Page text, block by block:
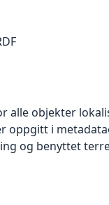
objekter
i
og benyttet